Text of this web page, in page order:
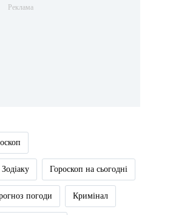
Гороскоп на сьогодні
погоди Кримінал